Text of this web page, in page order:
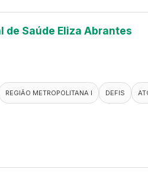
Saúde Eliza Abrantes
REGIÃO METROPOLITANA I DEFIS